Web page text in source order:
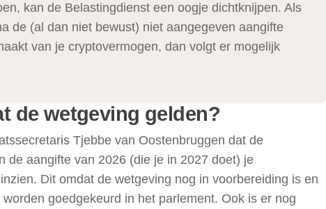
kan de Belastingdienst een oogje dichtknijpen. Als
de (al dan niet bewust) niet aangegeven aangifte
van je cryptovermogen, dan volgt er mogelijk
de wetgeving gelden?
Tjebbe van Oostenbruggen dat de
de aangifte van 2026 (die je in 2027 doet) je
Dit omdat de wetgeving nog in voorbereiding is en
goedgekeurd in het parlement. Ook is er nog